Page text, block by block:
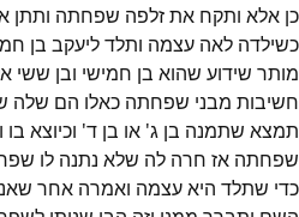
כן אלא ותקח את זלפה שפחתה ותתן
כשילדה לאה עצמה ותלד ליעקב בן
מותר שידוע שהוא בן חמישי ובן ששי
חשיבות מבני שפחתה כאלו הם שלה
תמצא שתמנה בן ג' או בן ד' וכיוצא
שפחתה אז חרה לה שלא נתנה לו
כדי שתלד היא עצמה ואמרה אחר